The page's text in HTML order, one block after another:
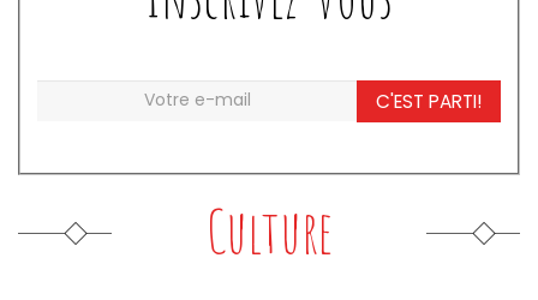
C'EST PARTI!
Culture